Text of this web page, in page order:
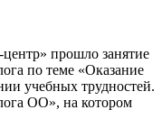
центр» прошло занятие
по теме «Оказание
учебных трудностей.
ОО», на котором